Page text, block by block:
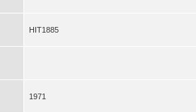
HIT1885
1971